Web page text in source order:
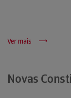
Ver mais
Novas